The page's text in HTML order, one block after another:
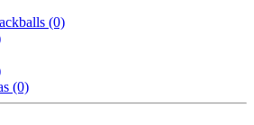
(0)
(0)